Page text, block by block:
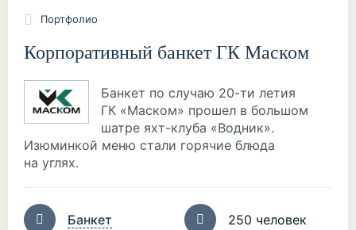
Портфолио
Корпоративный банкет ГК Маском
Банкет по случаю 20-ти летия
ГК «Маском» прошел в большом
шатре яхт-клуба «Водник».
Изюминкой меню стали горячие блюда
на углях.
Банкет 250 человек